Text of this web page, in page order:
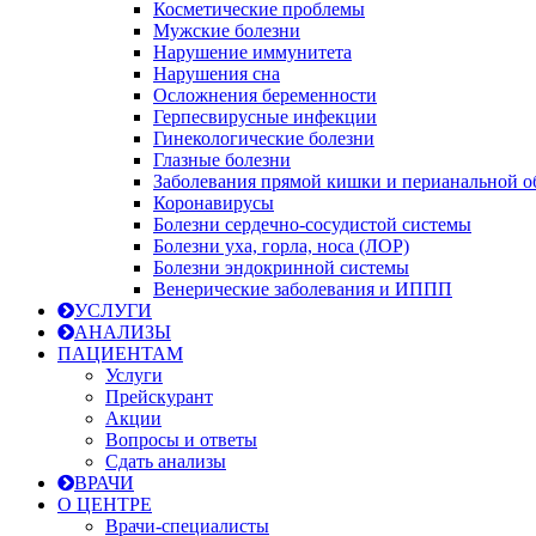
Косметические проблемы
Мужские болезни
Нарушение иммунитета
Нарушения сна
Осложнения беременности
Герпесвирусные инфекции
Гинекологические болезни
Глазные болезни
Заболевания прямой кишки и перианальной
Коронавирусы
Болезни сердечно-сосудистой системы
Болезни уха, горла, носа (ЛОР)
Болезни эндокринной системы
Венерические заболевания и ИППП
УСЛУГИ
АНАЛИЗЫ
ПАЦИЕНТАМ
Услуги
Прейскурант
Акции
Вопросы и ответы
Сдать анализы
ВРАЧИ
О ЦЕНТРЕ
Врачи-специалисты